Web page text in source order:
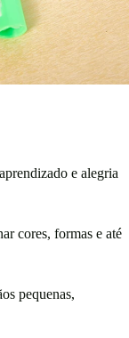
e alegria
cores, formas e até
pequenas,